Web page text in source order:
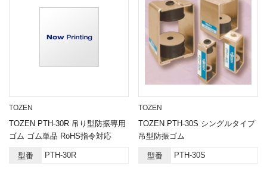
TOZEN
TOZEN PTH-30R 吊り型防振専用
ゴム ゴム単品 RoHS指令対応
型番 PTH-30R
TOZEN
TOZEN PTH-30S シングルタイプ
吊型防振ゴム
型番 PTH-30S